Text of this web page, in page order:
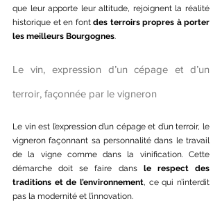
que leur apporte leur altitude, rejoignent la réalité
historique et en font des terroirs propres à porter
les meilleurs Bourgognes
Le vin, expression d’un cépage et d’un
terroir, façonnée par le vigneron
Le vin est l’expression d’un cépage et d’un terroir, le
vigneron façonnant sa personnalité dans le travail
de la vigne comme dans la vinification. Cette
démarche doit se faire dans le respect des
traditions et de l’environnement, ce qui n’interdit
pas la modernité et l’innovation.